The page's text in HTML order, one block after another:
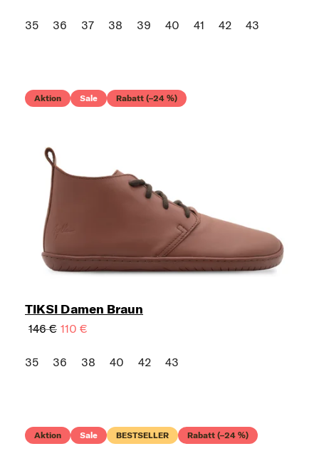
35 36 37 38 39 40 41 42 43
Aktion Sale Rabatt (–24 %)
TIKSI Damen Braun
146 € 110 €
35 36 38 40 42 43
Aktion Sale BESTSELLER Rabatt (–24 %)